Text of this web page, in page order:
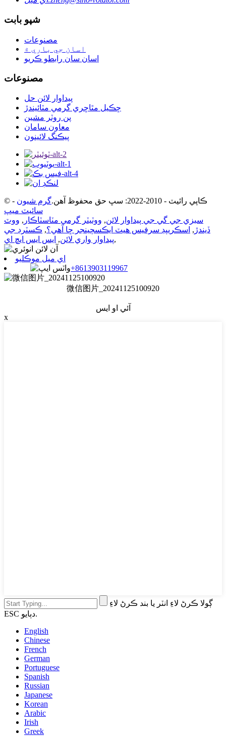
شپو بابت
مصنوعات
اسان جي باري ۾
اسان سان رابطو ڪريو
مصنوعات
پيداوار لائن حل
ڇڪيل مٿاڇري گرمي مٽائيندڙ
پن روٽر مشين
معاون سامان
پيڪنگ لائينون
© ڪاپي رائيٽ - 2010-2022: سڀ حق محفوظ آهن. گرم شيون -
سائيٽ ميپ
سبزي جي گي جي پيداوار لائن, ووٽيٽر گرمي مٽاسٽاڪار , ووٽ
ڏيندڙ , اسڪريپڊ سرفيس هيٽ ايڪسچينجر ڇا آهي؟, ڪسٽرڊ جي
پيداوار واري لائن, ايس ايس ايڇ اي ,
اي ميل موڪليو
+8613903119967
微信图片_20241125100920
آئي او ايس
x
ڳولا ڪرڻ لاءِ انٽر يا بند ڪرڻ لاءِ
ESC دٻايو.
English
Chinese
French
German
Portuguese
Spanish
Russian
Japanese
Korean
Arabic
Irish
Greek